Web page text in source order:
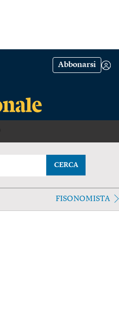
Abbonarsi
CERCA
FISONOMISTA